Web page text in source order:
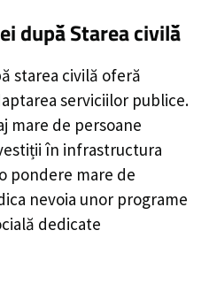
după Starea civilă
starea civilă oferă
serviciilor publice.
mare de persoane
în infrastructura
pondere mare de
nevoia unor programe
dedicate